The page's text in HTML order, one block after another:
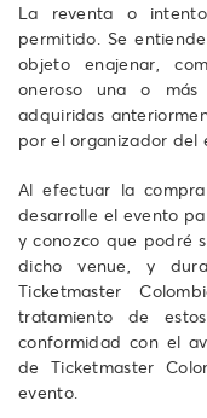
La reventa o
permitido. Se
objeto enajenar,
oneroso una o
adquiridas
por el organizador del
Al efectuar la
desarrolle el evento
y conozco que podré
dicho venue, y
Ticketmaster
tratamiento de
conformidad con el
de Ticketmaster
evento.